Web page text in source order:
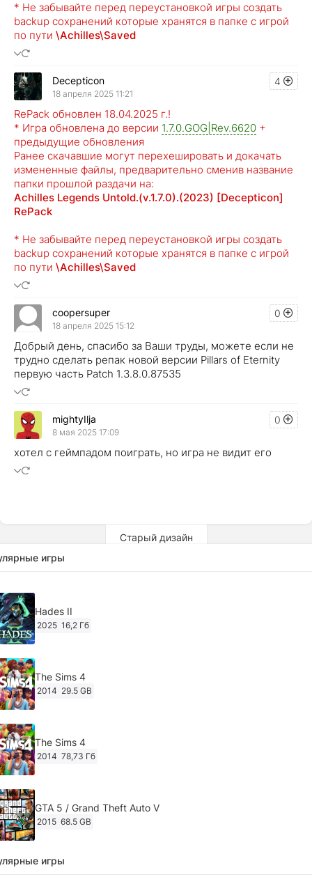
* Не забывайте перед переустановкой игры создать
backup сохранений которые хранятся в папке с игрой
по пути \Achilles\Saved
4
Decepticon
18 апреля 2025 11:21
RePack обновлен 18.04.2025 г.!
* Игра обновлена до версии 1.7.0.GOG|Rev.6620 +
предыдущие обновления
Ранее скачавшие могут перехешировать и докачать
измененные файлы, предварительно сменив название
папки прошлой раздачи на:
Achilles Legends Untold.(v.1.7.0).(2023) [Decepticon]
RePack
* Не забывайте перед переустановкой игры создать
backup сохранений которые хранятся в папке с игрой
по пути \Achilles\Saved
0
coopersuper
18 апреля 2025 15:12
Добрый день, спасибо за Ваши труды, можете если не
трудно сделать репак новой версии Pillars of Eternity
первую часть Patch 1.3.8.0.87535
0
mightyIlja
8 мая 2025 17:09
хотел с геймпадом поиграть, но игра не видит его
Старый дизайн
игры
Hades II
2025 16,2 Гб
The Sims 4
2014 29.5 GB
The Sims 4
2014 78,73 Гб
GTA 5 / Grand Theft Auto V
2015 68.5 GB
Ghost of Tsushima: Director's Cut v.1053.8.1023.1614
игры